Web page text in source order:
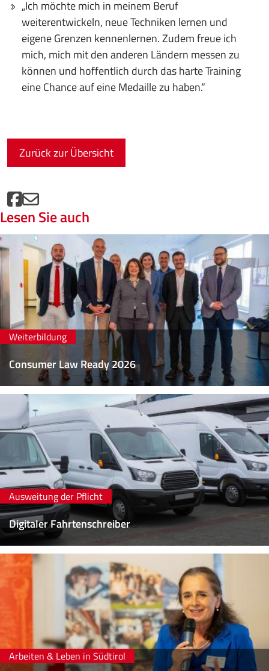
„Ich möchte mich in meinem Beruf
weiterentwickeln, neue Techniken lernen und
eigene Grenzen kennenlernen. Zudem freue ich
mich, mich mit den anderen Ländern messen zu
können und hoffentlich durch das harte Training
eine Chance auf eine Medaille zu haben.“
Zurück zur Übersicht
Lesen Sie auch
Weiterbildung
Consumer Law Ready 2026
Ausweitung der Pflicht
Digitaler Fahrtenschreiber
Arbeiten & Leben in Südtirol